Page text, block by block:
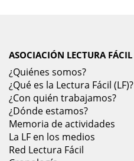
ASOCIACIÓN LECTURA FÁCIL
¿Quiénes somos?
¿Qué es la Lectura Fácil (LF)?
¿Con quién trabajamos?
¿Dónde estamos?
Memoria de actividades
La LF en los medios
Red Lectura Fácil